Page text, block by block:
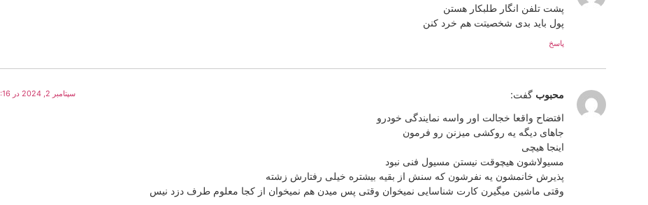
پشت تلفن انگار طلبکار هستن
پول باید بدی شخصیتت هم خرد کنن
پاسخ
محبوب گفت: سپتامبر 2, 2024 در 1:16 ب.ظ
افتضاح واقعا خجالت اور واسه نمایندگی خودرو
جاهای دیگه یه روکشی میزنن رو فرمون
اینجا هیچی
مسیولاشون هیچوقت نیستن مسیول فنی نبود
پذیرش خانمشون یه نفرشون که سنش از بقیه بیشتره خیلی رفتارش زشته
وقتی ماشین میگیرن کارت شناسایی نمیخوان وقتی پس میدن هم نمیخوان از کجا معلوم طرف دزد نیس